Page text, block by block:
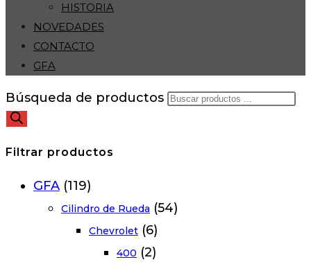
HISTORIA
NOVEDADES
CONTACTO
GFA
Búsqueda de productos
Filtrar productos
GFA (119)
Cilindro de Rueda (54)
Chevrolet (6)
400 (2)